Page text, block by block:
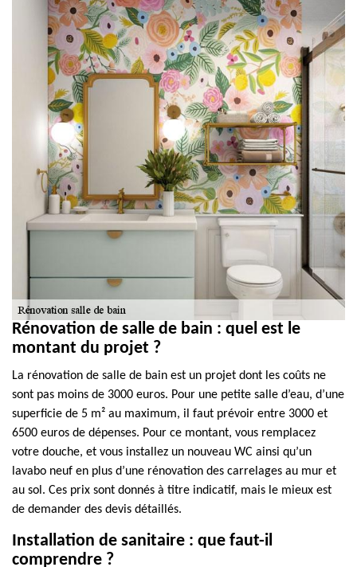
Rénovation de salle de bain : quel est le
montant du projet ?
La rénovation de salle de bain est un projet dont les coûts ne
sont pas moins de 3000 euros. Pour une petite salle d’eau, d’une
superficie de 5 m² au maximum, il faut prévoir entre 3000 et
6500 euros de dépenses. Pour ce montant, vous remplacez
votre douche, et vous installez un nouveau WC ainsi qu’un
lavabo neuf en plus d’une rénovation des carrelages au mur et
au sol. Ces prix sont donnés à titre indicatif, mais le mieux est
de demander des devis détaillés.
Installation de sanitaire : que faut-il
comprendre ?